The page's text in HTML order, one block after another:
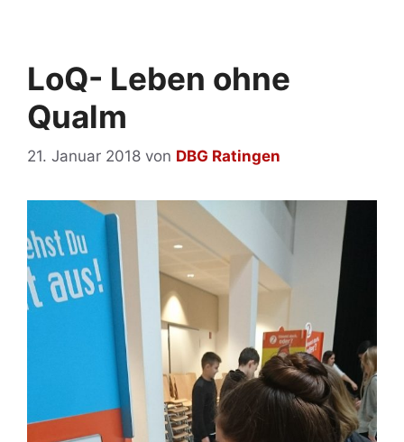
LoQ- Leben ohne
Qualm
21. Januar 2018 von DBG Ratingen